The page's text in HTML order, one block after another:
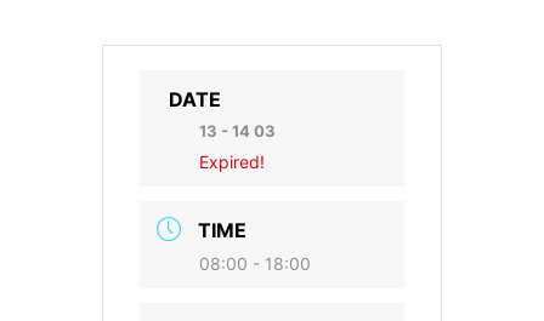
DATE
13 - 14 03
Expired!
TIME
08:00 - 18:00